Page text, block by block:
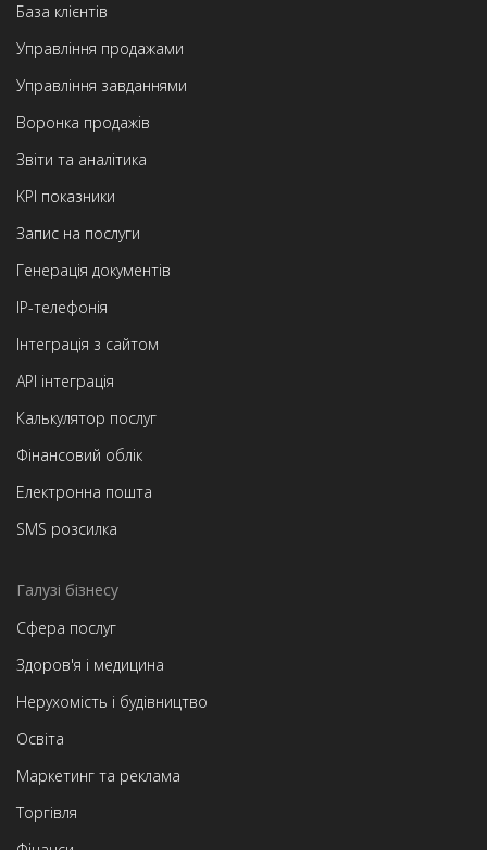
База клієнтів
Управління продажами
Управління завданнями
Воронка продажів
Звіти та аналітика
KPI показники
Запис на послуги
Генерація документів
IP-телефонія
Інтеграція з сайтом
API інтеграція
Калькулятор послуг
Фінансовий облік
Електронна пошта
SMS розсилка
Галузі бізнесу
Сфера послуг
Здоров'я і медицина
Нерухомість і будівництво
Освіта
Маркетинг та реклама
Торгівля